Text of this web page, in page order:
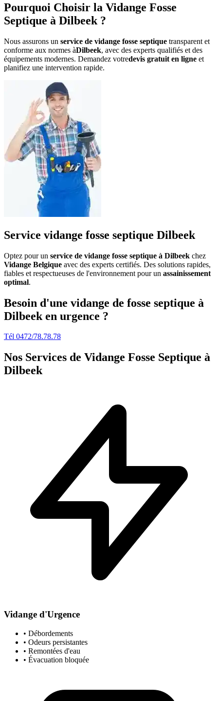
Pourquoi Choisir la Vidange Fosse
Septique à Dilbeek ?
Nous assurons un service de vidange fosse septique transparent et
conforme aux normes àDilbeek, avec des experts qualifiés et des
équipements modernes. Demandez votredevis gratuit en ligne et
planifiez une intervention rapide.
Service vidange fosse septique Dilbeek
Optez pour un service de vidange fosse septique à Dilbeek chez
Vidange Belgique avec des experts certifiés. Des solutions rapides,
fiables et respectueuses de l'environnement pour un assainissement
optimal.
Besoin d'une vidange de fosse septique à
Dilbeek en urgence ?
Tél 0472/78.78.78
Nos Services de Vidange Fosse Septique à
Dilbeek
Vidange d'Urgence
• Débordements
• Odeurs persistantes
• Remontées d'eau
• Évacuation bloquée